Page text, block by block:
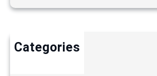
Categories